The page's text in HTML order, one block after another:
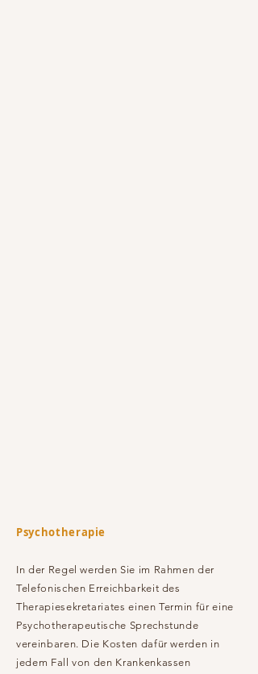
Psychotherapie
In der Regel werden Sie im Rahmen der
Telefonischen Erreichbarkeit des
Therapiesekretariates einen Termin für eine
Psychotherapeutische Sprechstunde
vereinbaren. Die Kosten dafür werden in
jedem Fall von den Krankenkassen